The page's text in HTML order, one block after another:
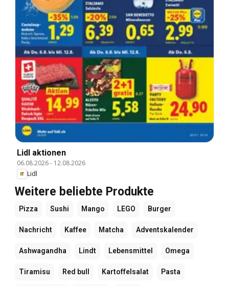
Lidl aktionen
06.08.2026- 12.08.2026
Lidl
Weitere beliebte Produkte
Pizza Sushi Mango LEGO Burger
Nachricht Kaffee Matcha Adventskalender
Ashwagandha Lindt Lebensmittel Omega
Tiramisu Red bull Kartoffelsalat Pasta